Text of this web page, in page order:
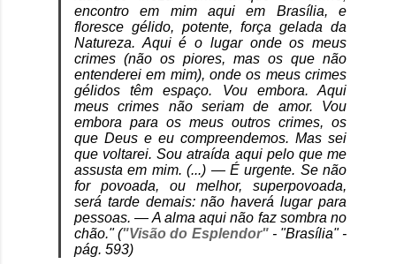
encontro em mim aqui em Brasília, e
floresce gélido, potente, força gelada da
Natureza. Aqui é o lugar onde os meus
crimes (não os piores, mas os que não
entenderei em mim), onde os meus crimes
gélidos têm espaço. Vou embora. Aqui
meus crimes não seriam de amor. Vou
embora para os meus outros crimes, os
que Deus e eu compreendemos. Mas sei
que voltarei. Sou atraída aqui pelo que me
assusta em mim. (...) — É urgente. Se não
for povoada, ou melhor, superpovoada,
será tarde demais: não haverá lugar para
pessoas. — A alma aqui não faz sombra no
chão." ("Visão do Esplendor"- "Brasília" -
pág. 593)